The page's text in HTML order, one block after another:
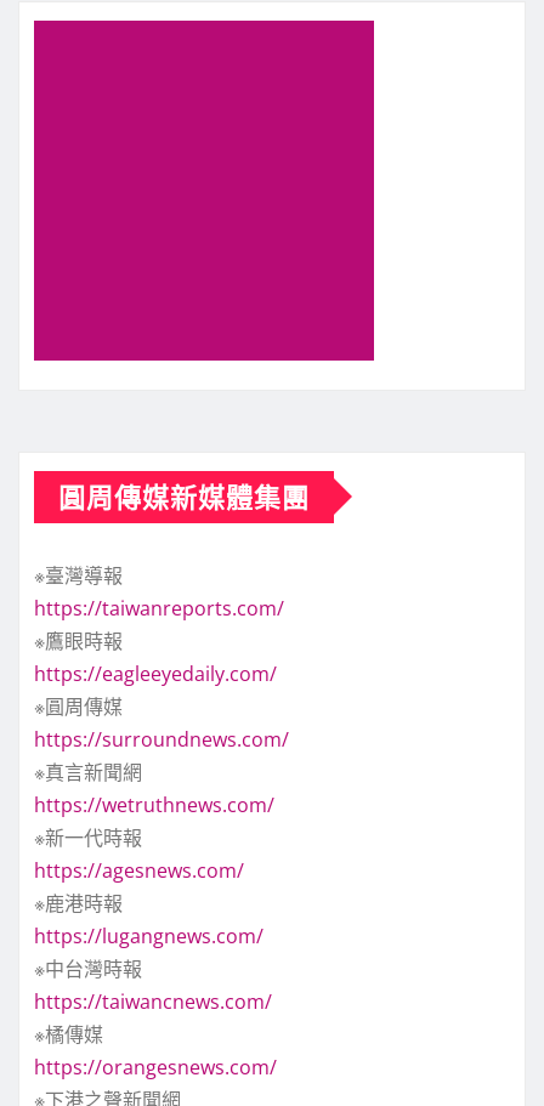
圓周傳媒新媒體集團
※臺灣導報
https://taiwanreports.com/
※鷹眼時報
https://eagleeyedaily.com/
※圓周傳媒
https://surroundnews.com/
※真言新聞網
https://wetruthnews.com/
※新一代時報
https://agesnews.com/
※鹿港時報
https://lugangnews.com/
※中台灣時報
https://taiwancnews.com/
※橘傳媒
https://orangesnews.com/
※下港之聲新聞網